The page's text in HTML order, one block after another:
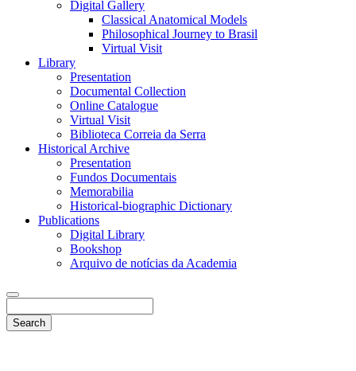
Digital Gallery
Classical Anatomical Models
Philosophical Journey to Brasil
Virtual Visit
Library
Presentation
Documental Collection
Online Catalogue
Virtual Visit
Biblioteca Correia da Serra
Historical Archive
Presentation
Fundos Documentais
Memorabilia
Historical-biographic Dictionary
Publications
Digital Library
Bookshop
Arquivo de notícias da Academia